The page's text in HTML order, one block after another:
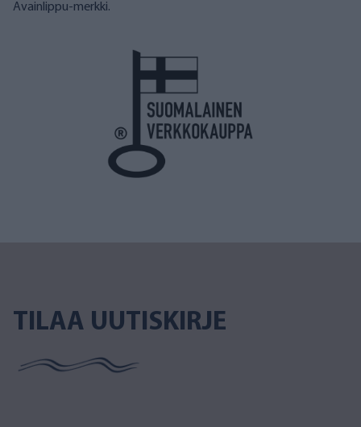
Avainlippu-merkki.
TILAA UUTISKIRJE